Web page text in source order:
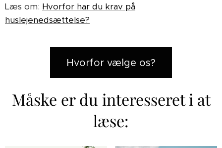
Læs om: Hvorfor har du krav på
huslejenedsættelse?
Hvorfor vælge os?
Måske er du interesseret i at
læse: